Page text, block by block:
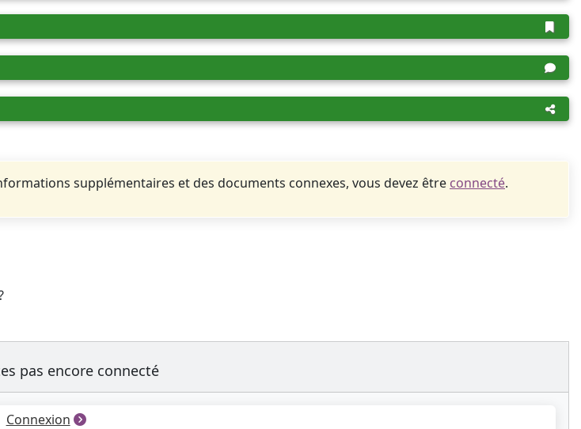
supplémentaires et des documents connexes, vous devez être connecté.
pas encore connecté
Connexion